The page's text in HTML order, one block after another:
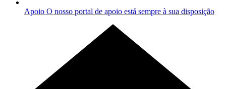
Apoio O nosso portal de apoio está sempre à sua disposição